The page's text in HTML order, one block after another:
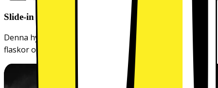
Slide-in Shelf - Smidig hylla för flexibel förvaring
Denna hylla kan skjutas ihop för att ge mer plats åt
flaskor och stora förpackningar.